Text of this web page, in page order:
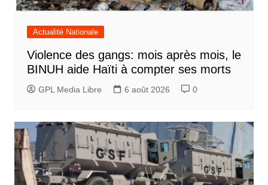
Actualité Nationale
Violence des gangs: mois après mois, le
BINUH aide Haïti à compter ses morts
GPL Media Libre 6 août 2026 0